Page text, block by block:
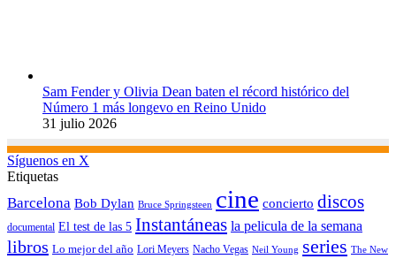
Sam Fender y Olivia Dean baten el récord histórico del
Número 1 más longevo en Reino Unido
31 julio 2026
Síguenos en X
Etiquetas
Barcelona Bob Dylan Bruce Springsteen cine concierto discos
documental El test de las 5 Instantáneas la pelicula de la semana
libros Lo mejor del año Lori Meyers Nacho Vegas Neil Young series The New